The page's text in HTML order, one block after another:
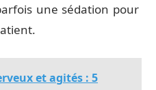
une sédation pour
et agités : 5